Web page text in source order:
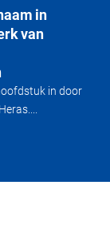
in
van
in door